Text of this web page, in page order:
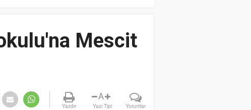
Mescit
Yazdır
A
Yazı Tipi Yorumlar